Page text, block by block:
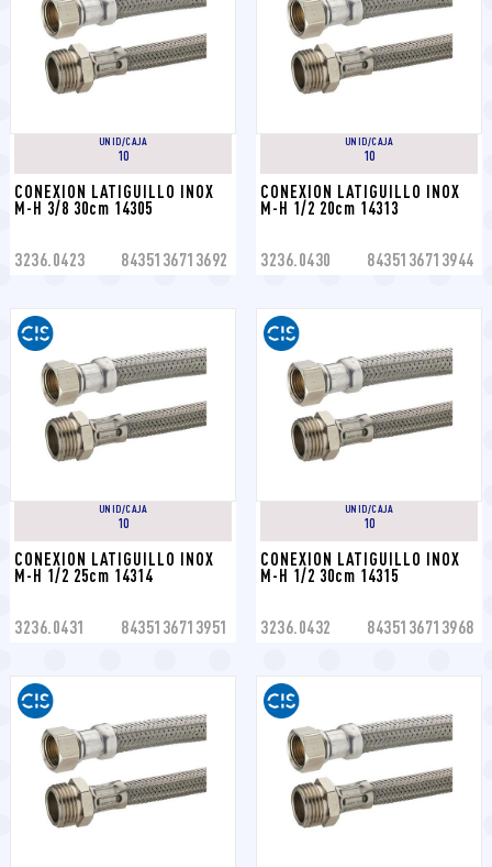
UNID/CAJA
10
CONEXION LATIGUILLO INOX
M-H 3/8 30cm 14305
3236.0423 8435136713692
UNID/CAJA
10
CONEXION LATIGUILLO INOX
M-H 1/2 20cm 14313
3236.0430 8435136713944
UNID/CAJA
10
CONEXION LATIGUILLO INOX
M-H 1/2 25cm 14314
3236.0431 8435136713951
UNID/CAJA
10
CONEXION LATIGUILLO INOX
M-H 1/2 30cm 14315
3236.0432 8435136713968